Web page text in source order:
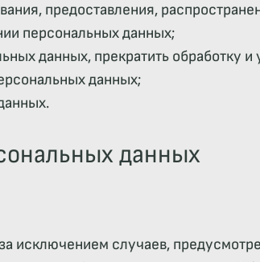
предоставления,
персональных данных;
данных, прекратить обработку и
данных;
данных
исключением случаев,